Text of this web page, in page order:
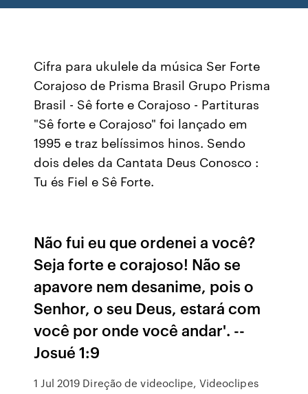
Cifra para ukulele da música Ser Forte
Corajoso de Prisma Brasil Grupo Prisma
Brasil - Sê forte e Corajoso - Partituras
"Sê forte e Corajoso" foi lançado em
1995 e traz belíssimos hinos. Sendo
dois deles da Cantata Deus Conosco :
Tu és Fiel e Sê Forte.
Não fui eu que ordenei a você?
Seja forte e corajoso! Não se
apavore nem desanime, pois o
Senhor, o seu Deus, estará com
você por onde você andar'. --
Josué 1:9
1 Jul 2019 Direção de videoclipe, Videoclipes